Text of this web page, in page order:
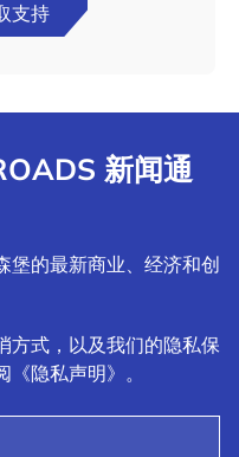
支持
新闻通
堡的最新商业、经济和创
方式，以及我们的隐私保
隐私声明》。